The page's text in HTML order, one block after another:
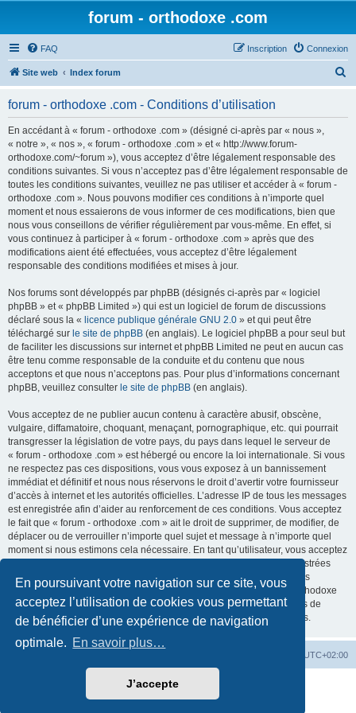
En poursuivant votre navigation sur ce site, vous
acceptez l’utilisation de cookies vous permettant
de bénéficier d’une expérience de navigation
optimale. En savoir plus…
J’accepte
forum - orthodoxe .com
FAQ Connexion
Inscription
Site web Index forum
forum - orthodoxe .com - Conditions d’utilisation
En accédant à « forum - orthodoxe .com » (désigné ci-après par « nous »,
« notre », « nos », « forum - orthodoxe .com » et « http://www.forum-
orthodoxe.com/~forum »), vous acceptez d’être légalement responsable des
conditions suivantes. Si vous n’acceptez pas d’être légalement responsable de
toutes les conditions suivantes, veuillez ne pas utiliser et accéder à « forum -
orthodoxe .com ». Nous pouvons modifier ces conditions à n’importe quel
moment et nous essaierons de vous informer de ces modifications, bien que
nous vous conseillons de vérifier régulièrement par vous-même. En effet, si
vous continuez à participer à « forum - orthodoxe .com » après que des
modifications aient été effectuées, vous acceptez d’être légalement
responsable des conditions modifiées et mises à jour.
Nos forums sont développés par phpBB (désignés ci-après par « logiciel
phpBB » et « phpBB Limited ») qui est un logiciel de forum de discussions
déclaré sous la « licence publique générale GNU 2.0 » et qui peut être
téléchargé sur le site de phpBB (en anglais). Le logiciel phpBB a pour seul but
de faciliter les discussions sur internet et phpBB Limited ne peut en aucun cas
être tenu comme responsable de la conduite et du contenu que nous
acceptons et que nous n’acceptons pas. Pour plus d’informations concernant
phpBB, veuillez consulter le site de phpBB (en anglais).
Vous acceptez de ne publier aucun contenu à caractère abusif, obscène,
vulgaire, diffamatoire, choquant, menaçant, pornographique, etc. qui pourrait
transgresser la législation de votre pays, du pays dans lequel le serveur de
« forum - orthodoxe .com » est hébergé ou encore la loi internationale. Si vous
ne respectez pas ces dispositions, vous vous exposez à un bannissement
immédiat et définitif et nous nous réservons le droit d’avertir votre fournisseur
d’accès à internet et les autorités officielles. L’adresse IP de tous les messages
est enregistrée afin d’aider au renforcement de ces conditions. Vous acceptez
le fait que « forum - orthodoxe .com » ait le droit de supprimer, de modifier, de
déplacer ou de verrouiller n’importe quel sujet et message à n’importe quel
moment si nous estimons cela nécessaire. En tant qu’utilisateur, vous acceptez
que toutes les informations que vous avez renseignées soient enregistrées
dans notre base de données. Bien que ces informations ne seront pas
diffusées à une tierce partie sans votre consentement, ni « forum - orthodoxe
.com », ni phpBB, ne pourront être tenus comme responsables en cas de
tentative de piratage informatique visant à compromettre vos données.
UTC+02:00
phpBB® Forum Software © phpBB Limited
©